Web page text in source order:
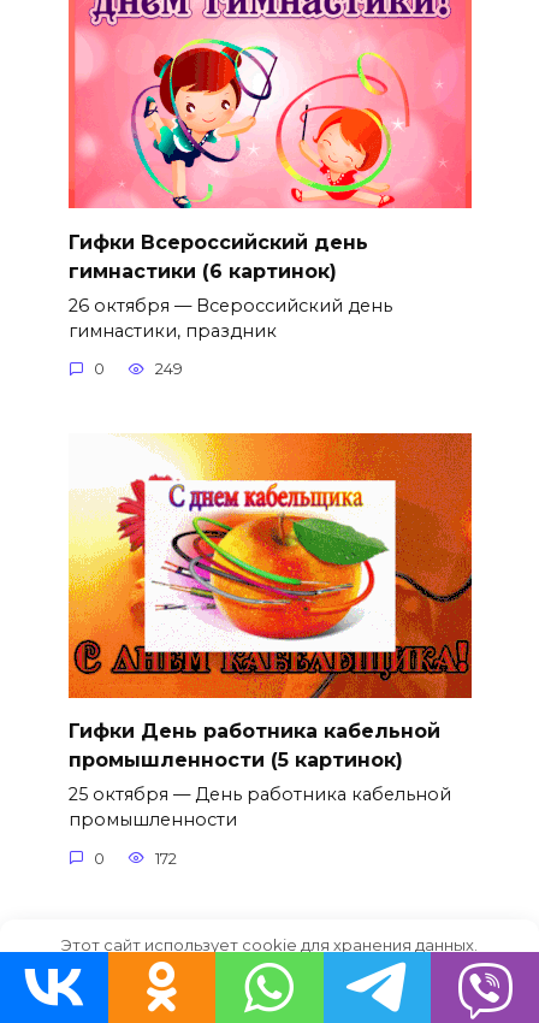
Гифки Всероссийский день
гимнастики (6 картинок)
26 октября — Всероссийский день
гимнастики, праздник
0 249
Гифки День работника кабельной
промышленности (5 картинок)
25 октября — День работника кабельной
промышленности
0 172
Этот сайт использует cookie для хранения данных.
Продолжая использовать сайт, Вы даете свое согласие на
работу с этими файлами.
OK